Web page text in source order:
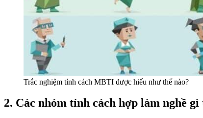
Trắc nghiệm tính cách MBTI được hiểu như thế nào?
2. Các nhóm tính cách hợp làm nghề